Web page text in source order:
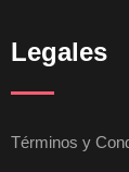
Legales
Términos y